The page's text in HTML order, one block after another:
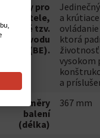
Přínosy pro
uživatele,
včetně tzv.
důvodu
(BE).
a
ktorá
životnosť
vysokom
a
Rozměry
balení
(délka)
367 mm